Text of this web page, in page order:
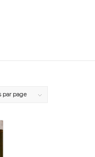
par page